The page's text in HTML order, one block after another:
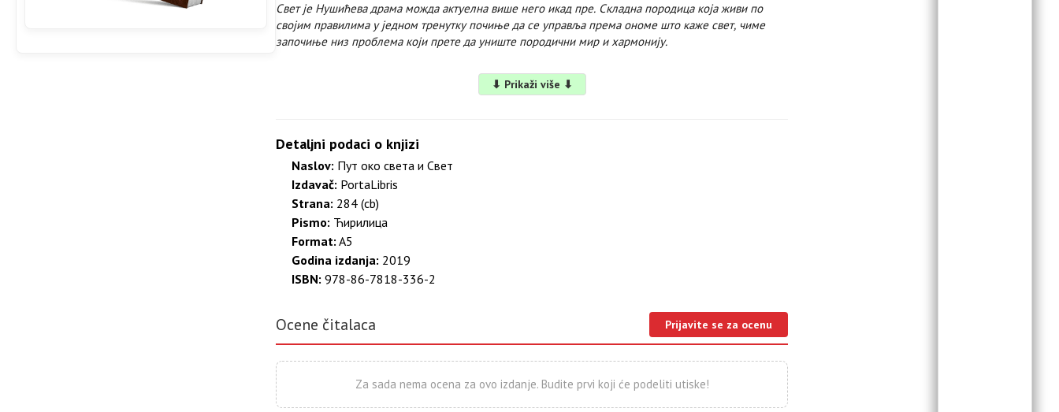
Свет је Нушићева драма можда актуелна више него икад пре. Складна породица која живи по
својим правилима у једном тренутку почиње да се управља према ономе што каже свет, чиме
започиње низ проблема који прете да униште породични мир и хармонију.
⬇ Prikaži više ⬇
Detaljni podaci o knjizi
Naslov: Пут око света и Свет
Izdavač: PortaLibris
Strana: 284 (cb)
Pismo: Ћирилица
Format: A5
Godina izdanja: 2019
ISBN: 978-86-7818-336-2
Ocene čitalaca Prijavite se za ocenu
Za sada nema ocena za ovo izdanje. Budite prvi koji će podeliti utiske!